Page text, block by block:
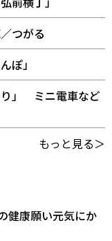
つがる
ぽ」
り」 ミニ電車など
もっと見る＞
健康願い元気にか